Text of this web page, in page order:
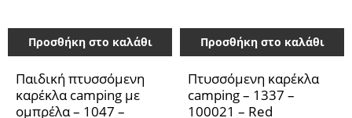
Προσθήκη στο καλάθι
Παιδική πτυσσόμενη
καρέκλα camping με
ομπρέλα – 1047 –
Προσθήκη στο καλάθι
Πτυσσόμενη καρέκλα
camping – 1337 –
100021 – Red